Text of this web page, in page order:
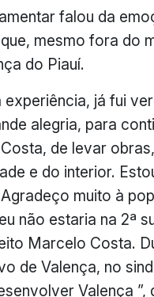
falou da
mesmo fora do
do Piauí.
experiência, já fui
alegria, para
de levar
e do interior.
muito à
não estaria na 2ª
Marcelo Costa.
de Valença, no
Valença